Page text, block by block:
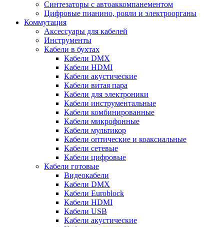
Синтезаторы с автоаккомпанементом
Цифровые пианино, рояли и электроорганы
Коммутация
Аксессуары для кабелей
Инструменты
Кабели в бухтах
Кабели DMX
Кабели HDMI
Кабели акустические
Кабели витая пара
Кабели для электроники
Кабели инструментальные
Кабели комбинированные
Кабели микрофонные
Кабели мультикор
Кабели оптические и коаксиальные
Кабели сетевые
Кабели цифровые
Кабели готовые
Видеокабели
Кабели DMX
Кабели Euroblock
Кабели HDMI
Кабели USB
Кабели акустические